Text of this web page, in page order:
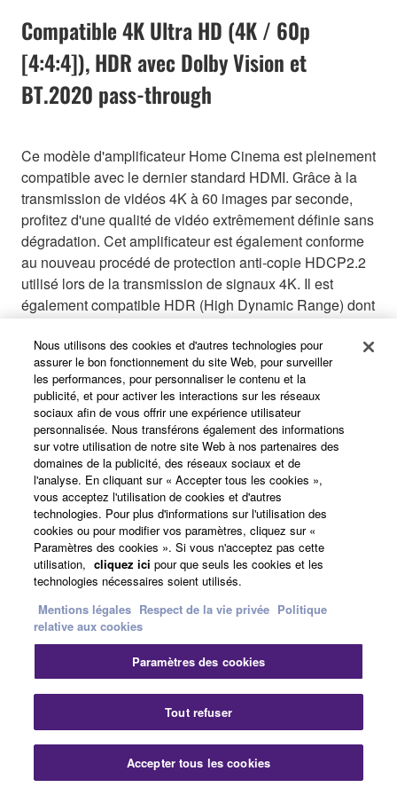
Compatible 4K Ultra HD (4K / 60p
[4:4:4]), HDR avec Dolby Vision et
BT.2020 pass-through
Ce modèle d'amplificateur Home Cinema est pleinement
compatible avec le dernier standard HDMI. Grâce à la
transmission de vidéos 4K à 60 images par seconde,
profitez d'une qualité de vidéo extrêmement définie sans
dégradation. Cet amplificateur est également conforme
au nouveau procédé de protection anti-copie HDCP2.2
utilisé lors de la transmission de signaux 4K. Il est
également compatible HDR (High Dynamic Range) dont
permettent de profiter d'une qualité d'image améliorée
en activant d'incroyables détails sur les sections
sombres et claires de l'image. De plus, il supporte en
pass-through le gamut de couleur BT.2020. Cet
amplificateur est également compatible 3D, Audio
Return Channel et CEC pour un contrôle simplifié.
* Dolby Vision et Hybrid Log-Gamma seront disponibles
via une future mise à jour du micrologiciel.
Wi-Fi Intégré
Nous utilisons des cookies et d'autres technologies pour
assurer le bon fonctionnement du site Web, pour surveiller
les performances, pour personnaliser le contenu et la
publicité, et pour activer les interactions sur les réseaux
sociaux afin de vous offrir une expérience utilisateur
personnalisée. Nous transférons également des informations
sur votre utilisation de notre site Web à nos partenaires des
domaines de la publicité, des réseaux sociaux et de
l'analyse. En cliquant sur « Accepter tous les cookies »,
vous acceptez l'utilisation de cookies et d'autres
technologies. Pour plus d'informations sur l'utilisation des
cookies ou pour modifier vos paramètres, cliquez sur «
Paramètres des cookies ». Si vous n'acceptez pas cette
utilisation, cliquez ici pour que seuls les cookies et les
technologies nécessaires soient utilisés.
Mentions légales Respect de la vie privée Politique
relative aux cookies
Paramètres des cookies
Tout refuser
Accepter tous les cookies